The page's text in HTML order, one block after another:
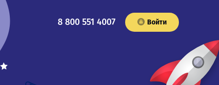
8 800 551 4007 Войти